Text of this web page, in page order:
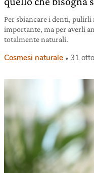
Per sbiancare i denti, pulirli
importante, ma per averli
totalmente naturali.
Cosmesi naturale 31